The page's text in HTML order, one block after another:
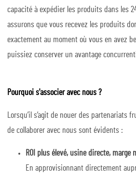
capacité à expédier les produits dans les
assurons que vous recevez les produits
exactement au moment où vous en avez
puissiez conserver un avantage
Pourquoi s'associer avec nous ?
Lorsqu’il s’agit de nouer des partenariats
de collaborer avec nous sont évidents :
ROI plus élevé, usine directe, marge
En approvisionnant directement